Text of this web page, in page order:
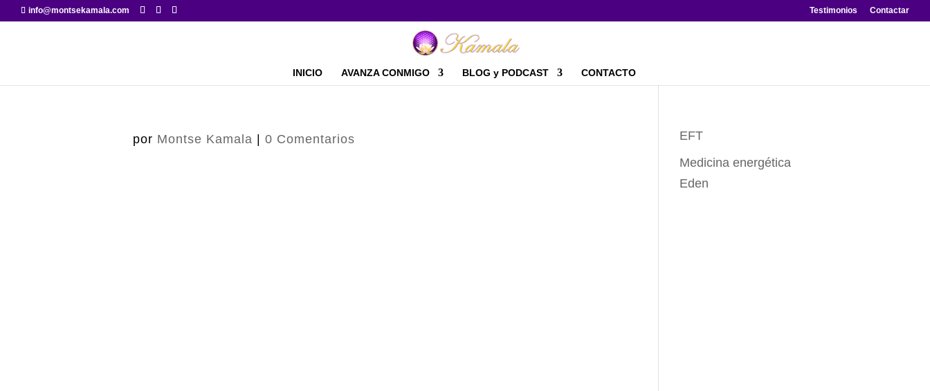
info@montsekamala.com Testimonios Contactar
INICIO AVANZA CONMIGO BLOG y PODCAST CONTACTO
por Montse Kamala 0 Comentarios
EFT
Medicina energética
Eden